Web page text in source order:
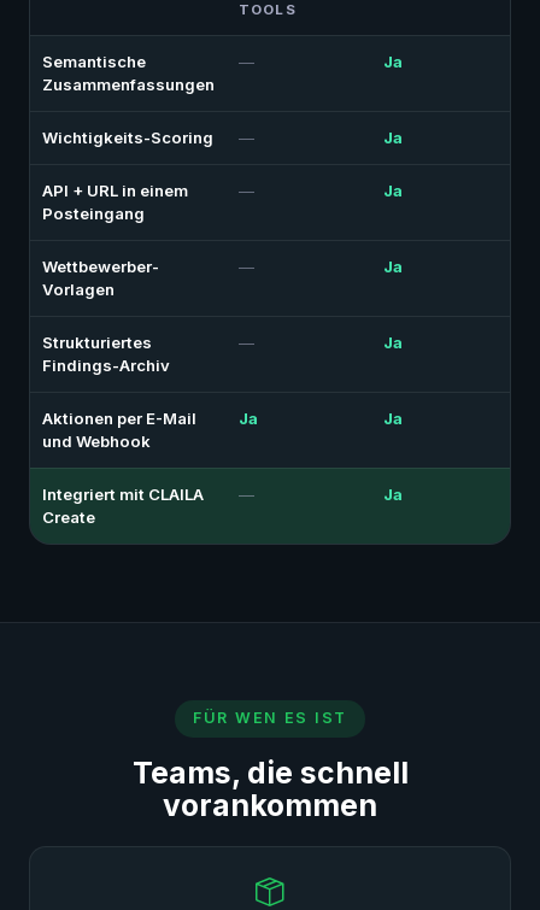
TOOLS
Semantische
Zusammenfassungen
— Ja
Wichtigkeits-Scoring — Ja
API + URL in einem
Posteingang
— Ja
Wettbewerber-
Vorlagen
— Ja
Strukturiertes
Findings-Archiv
— Ja
Aktionen per E-Mail
und Webhook
Ja Ja
Integriert mit CLAILA
Create
— Ja
FÜR WEN ES IST
Teams, die schnell
vorankommen